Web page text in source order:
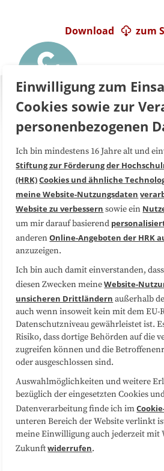
zum
Download
Über uns FAQ
Medienarbeit
Datenschutzerklärung
Sitemap
Folgen Sie uns
Einwilligung zum
Cookies sowie zur
personenbezogenen
Ich bin mindestens 16 Jahre alt und
Stiftung zur Förderung der
(HRK)Cookies und ähnliche
meine Website-Nutzungsdaten
Website zu verbessern sowie ein
um mir darauf basierend
anderenOnline-Angeboten der HRK
anzuzeigen.
Ich bin auch damit einverstanden,
diesen Zwecken meineWebsite-
unsicheren Drittländern außerhalb
auch wenn insoweit kein mit dem EU-
Datenschutzniveau gewährleistet ist.
Risiko, dass dortige Behörden auf die
zugreifen können und die
oder ausgeschlossen sind.
Auswahlmöglichkeiten und weitere
bezüglich der eingesetzten Cookies
Datenverarbeitung finde ich im
unteren Bereich der Website verlinkt
meine Einwilligung auch jederzeit mit
Zukunftwiderrufen.